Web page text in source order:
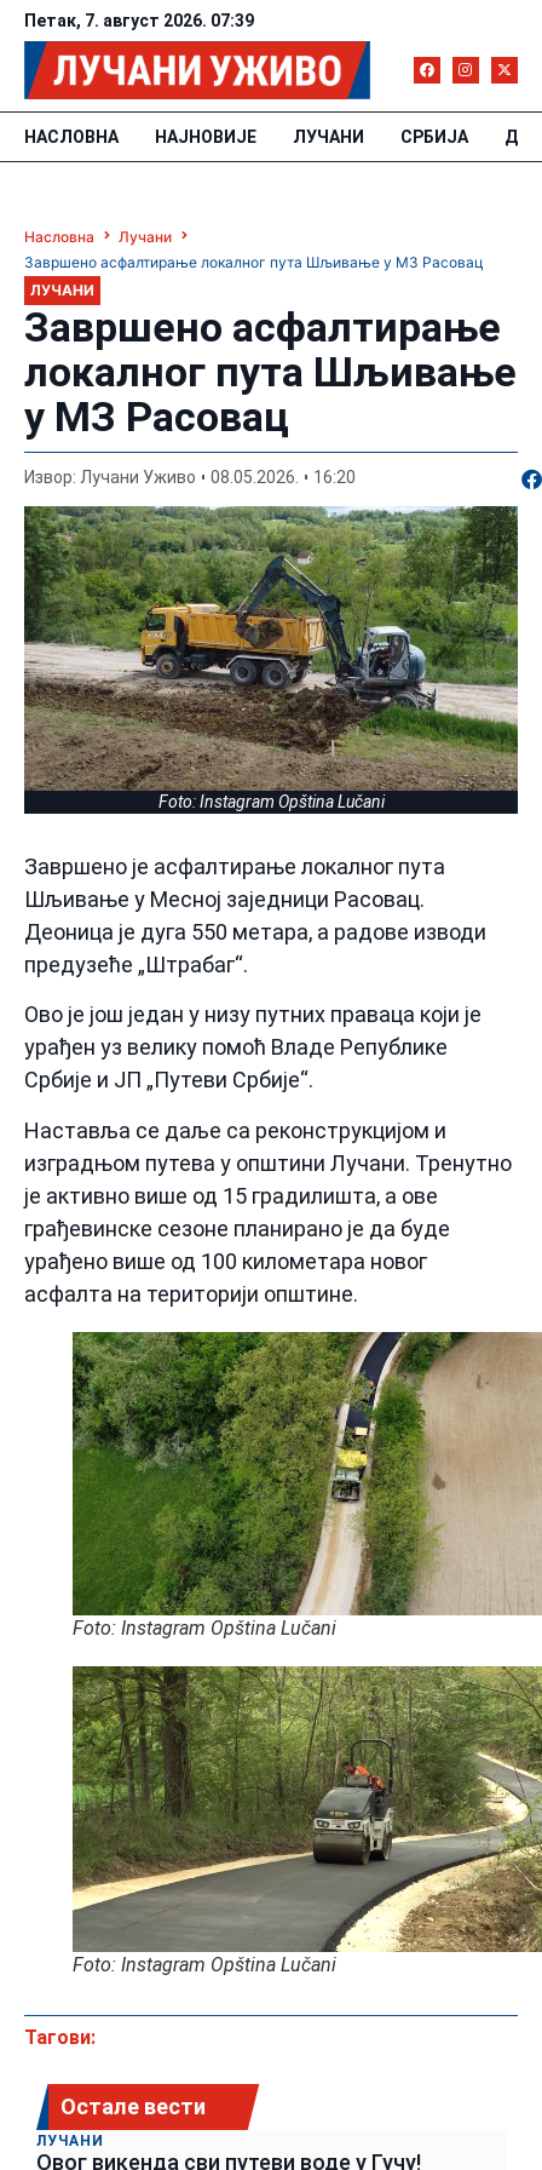
Петак, 7. август 2026. 07:39
НАСЛОВНА НАЈНОВИЈЕ ЛУЧАНИ СРБИЈА
Насловна
Лучани
Завршено асфалтирање локалног пута Шљивање у МЗ Расовац
ЛУЧАНИ
Завршено асфалтирање
локалног пута Шљивање
у МЗ Расовац
Извор: Лучани Уживо 08.05.2026. 16:20
Foto: Instagram Opština Lučani
Завршено је асфалтирање локалног пута
Шљивање у Месној заједници Расовац.
Деоница је дуга 550 метара, а радове изводи
предузеће „Штрабаг“.
Ово је још један у низу путних праваца који је
урађен уз велику помоћ Владе Републике
Србије и ЈП „Путеви Србије“.
Наставља се даље са реконструкцијом и
изградњом путева у општини Лучани. Тренутно
је активно више од 15 градилишта, а ове
грађевинске сезоне планирано је да буде
урађено више од 100 километара новог
асфалта на територији општине.
Foto: Instagram Opština Lučani
Foto: Instagram Opština Lučani
Тагови:
Остале вести
ЛУЧАНИ
Овог викенда сви путеви воде у Гучу!